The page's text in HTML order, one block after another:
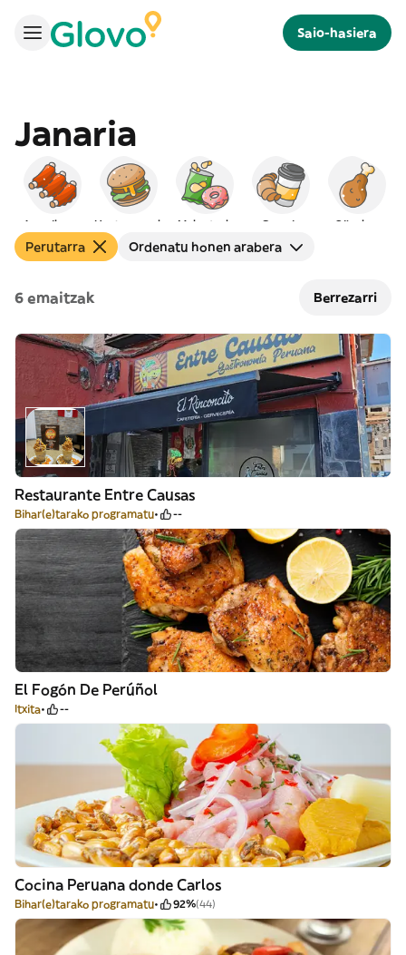
Saio-hasiera
Janaria
Amerikarra Hanburgesak Mokaduak Gosaria Oilaskoa
Perutarra Ordenatu honen arabera
6 emaitzak Berrezarri
Restaurante Entre Causas
Bihar(e)tarako programatu --
El Fogón De Perúñol
Itxita --
Cocina Peruana donde Carlos
Bihar(e)tarako programatu 92%(44)